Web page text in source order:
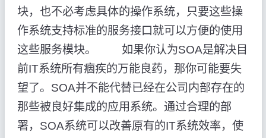
块，也不必考虑具体的操作系统，只要这些操
作系统支持标准的服务接口就可以方便的使用
这些服务模块。 如果你认为SOA是解决目
前IT系统所有痼疾的万能良药，那你可能要失
望了。SOA并不能代替已经在公司内部存在的
那些被良好集成的应用系统。通过合理的部
署，SOA系统可以改善原有的IT系统效率，使